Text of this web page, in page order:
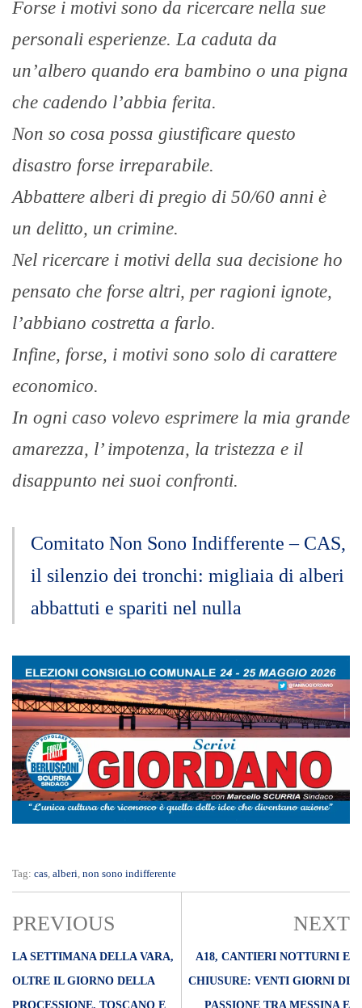
Forse i motivi sono da ricercare nella sue
personali esperienze. La caduta da
un’albero quando era bambino o una pigna
che cadendo l’abbia ferita.
Non so cosa possa giustificare questo
disastro forse irreparabile.
Abbattere alberi di pregio di 50/60 anni è
un delitto, un crimine.
Nel ricercare i motivi della sua decisione ho
pensato che forse altri, per ragioni ignote,
l’abbiano costretta a farlo.
Infine, forse, i motivi sono solo di carattere
economico.
In ogni caso volevo esprimere la mia grande
amarezza, l’ impotenza, la tristezza e il
disappunto nei suoi confronti.
Comitato Non Sono Indifferente – CAS,
il silenzio dei tronchi: migliaia di alberi
abbattuti e spariti nel nulla
Tag: cas alberi non sono indifferente
PREVIOUS
LA SETTIMANA DELLA VARA,
OLTRE IL GIORNO DELLA
PROCESSIONE. TOSCANO E
NEXT
A18, CANTIERI NOTTURNI E
CHIUSURE: VENTI GIORNI DI
PASSIONE TRA MESSINA E